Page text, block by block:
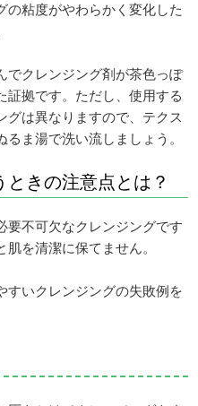
の粘度がやわらかく変化した
でクレンジング剤が茶色っぽ
証拠です。ただし、使用する
グは異なりますので、テクス
ま湯で洗い流しましょう。
きの注意点とは？
要不可欠なクレンジングです
を清潔に保てません。
すいクレンジングの失敗例を